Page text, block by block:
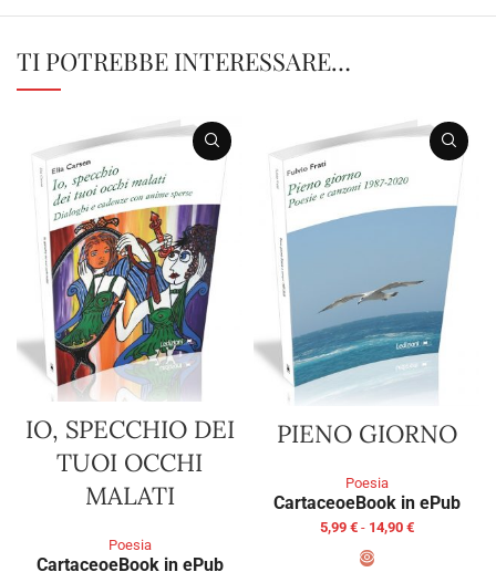
TI POTREBBE INTERESSARE…
IO, SPECCHIO DEI
TUOI OCCHI
MALATI
Poesia
CartaceoeBook in ePub
PIENO GIORNO
Poesia
CartaceoeBook in ePub
5,99 € - 14,90 €